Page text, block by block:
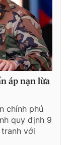
áp nạn lừa
chính phủ
quy định 9
với